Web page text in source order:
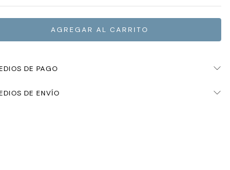
DE PAGO
DE ENVÍO